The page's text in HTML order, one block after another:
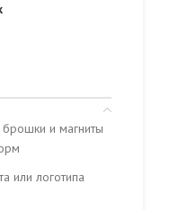
брошки и магниты
или логотипа